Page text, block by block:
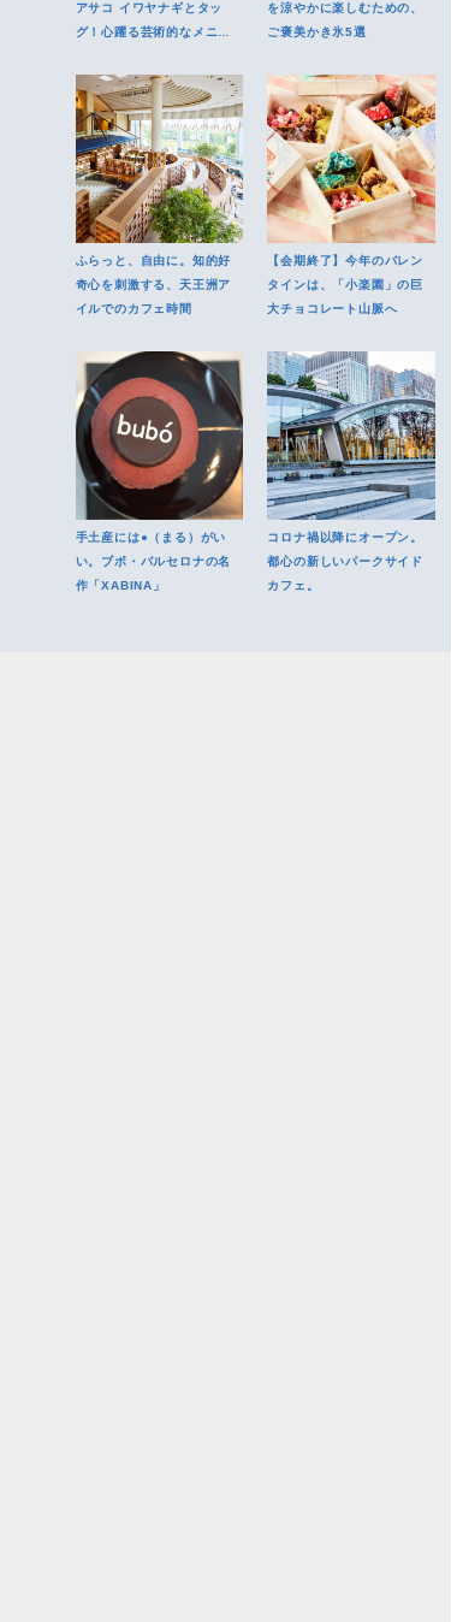
アサコ イワヤナギとタッ
グ！心躍る芸術的なメニュ
を涼やかに楽しむための、
ご褒美かき氷5選
ふらっと、自由に。知的好
奇心を刺激する、天王洲ア
イルでのカフェ時間
【会期終了】今年のバレン
タインは、「小楽園」の巨
大チョコレート山脈へ
手土産には●（まる）がい
い。ブボ・バルセロナの名
作「XABINA」
コロナ禍以降にオープン。
都心の新しいパークサイド
カフェ。